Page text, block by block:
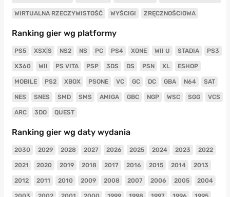
WIRTUALNA RZECZYWISTOŚĆ WYŚCIGI ZRĘCZNOŚCIOWA
Ranking gier wg platformy
PS5 XSX|S NS2 NS PC PS4 XONE WII U STADIA PS3
X360 WII PS VITA PSP 3DS DS PSN XL ESHOP
MOBILE PS2 XBOX PSONE VC GC DC GBA N64 SAT
NES SNES SMD SMS AMIGA GBC NGP WSC SGG VCS
ARC 3DO QUEST
Ranking gier wg daty wydania
2030 2029 2028 2027 2026 2025 2024 2023 2022
2021 2020 2019 2018 2017 2016 2015 2014 2013
2012 2011 2010 2009 2008 2007 2006 2005 2004